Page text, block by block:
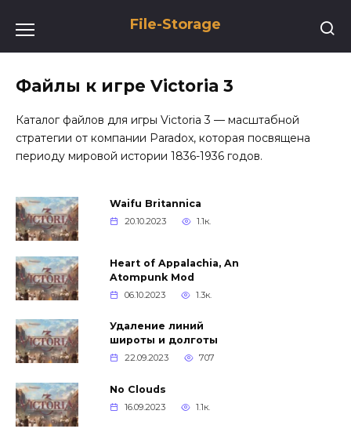
содержанию
File-Storage
Файлы к игре Victoria 3
Каталог файлов для игры Victoria 3 — масштабной
стратегии от компании Paradox, которая посвящена
периоду мировой истории 1836-1936 годов.
Waifu Britannica
20.10.2023 1.1к.
Heart of Appalachia, An
Atompunk Mod
06.10.2023 1.3к.
Удаление линий
широты и долготы
22.09.2023 707
No Clouds
16.09.2023 1.1к.